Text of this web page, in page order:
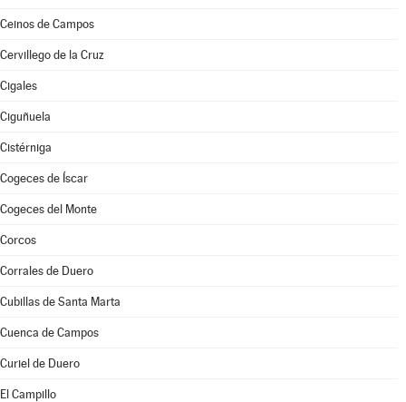
Ceinos de Campos
Cervillego de la Cruz
Cigales
Ciguñuela
Cistérniga
Cogeces de Íscar
Cogeces del Monte
Corcos
Corrales de Duero
Cubillas de Santa Marta
Cuenca de Campos
Curiel de Duero
El Campillo